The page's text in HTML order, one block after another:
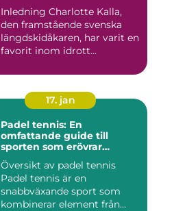
Inledning Charlotte Kalla,
den framstående svenska
längdskidåkaren, har varit en
favorit inom idrott...
17. jan
Padel tennis: En
omfattande guide till
sporten som erövrar
världen
Översikt av padel tennis
Padel tennis är en
snabbväxande sport som
kombinerar element från